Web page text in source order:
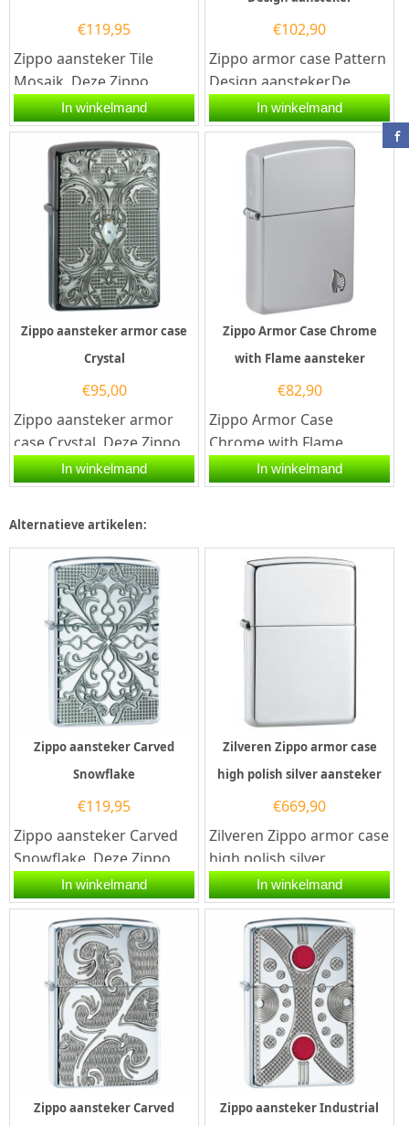
€119,95
Zippo aansteker Tile
Mosaik. Deze Zippo
aansteker heeft een
hoogglans afwerking en
aan de voorzijde...
In winkelmand
€102,90
Zippo armor case Pattern
Design aansteker.De
Zippo armor case Pattern
Design aansteker heeft
In winkelmand
Zippo aansteker armor case
Crystal
€95,00
Zippo aansteker armor
case Crystal. Deze Zippo
aansteker heeft een Black
Ice afwerking en aan de...
In winkelmand
Zippo Armor Case Chrome
with Flame aansteker
€82,90
Zippo Armor Case
Chrome with Flame
aansteker.De Zippo Armor
Case Chrome with Flame
In winkelmand
Alternatieve artikelen:
Zippo aansteker Carved
Snowflake
€119,95
Zippo aansteker Carved
Snowflake. Deze Zippo
aansteker heeft een
hoogglans afwerking en
aan de...
In winkelmand
Zilveren Zippo armor case
high polish silver aansteker
€669,90
Zilveren Zippo armor case
high polish silver
aansteker. Deze Zippo
aansteker heeft een
hoogglans...
In winkelmand
Zippo aansteker Carved
Zippo aansteker Industrial